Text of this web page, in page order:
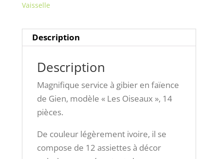
Vaisselle
Description
Description
Magnifique service à gibier en faïence
de Gien, modèle « Les Oiseaux », 14
pièces.
De couleur légèrement ivoire, il se
compose de 12 assiettes à décor